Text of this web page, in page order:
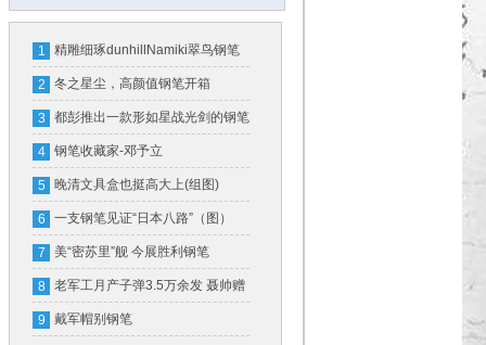
1 精雕细琢dunhillNamiki翠鸟钢笔
2 冬之星尘，高颜值钢笔开箱
3 都彭推出一款形如星战光剑的钢笔
一支售价16万
4 钢笔收藏家-邓予立
5 晚清文具盒也挺高大上(组图)
6 一支钢笔见证“日本八路”（图）
7 美“密苏里”舰 今展胜利钢笔
8 老军工月产子弹3.5万余发 聂帅赠
钢笔奖励
9 戴军帽别钢笔